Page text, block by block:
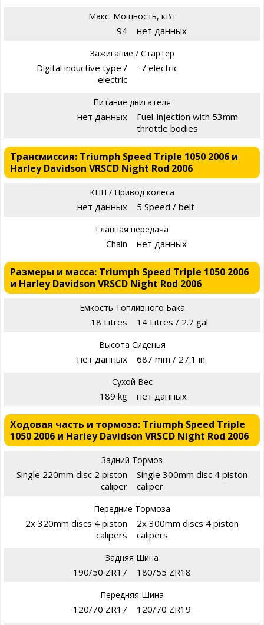
Макс. Мощность, кВт
94 нет данных
Зажигание / Стартер
Digital inductive type /
electric
- / electric
Питание двигателя
нет данных
Fuel-injection with 53mm
throttle bodies
Трансмиссия: Triumph Speed Triple 1050 2006 и
Harley Davidson VRSCD Night Rod 2006
КПП / Привод колеса
нет данных 5 Speed / belt
Главная передача
Chain нет данных
Размеры и масса: Triumph Speed Triple 1050 2006
и Harley Davidson VRSCD Night Rod 2006
Емкость Топливного Бака
18 Litres 14 Litres / 2.7 gal
Высота Сиденья
нет данных 687 mm / 27.1 in
Сухой Вес
189 kg нет данных
Ходовая часть и тормоза: Triumph Speed Triple
1050 2006 и Harley Davidson VRSCD Night Rod 2006
Задний Тормоз
Single 220mm disc 2 piston
caliper
Single 300mm disc 4 piston
caliper
Передние Тормоза
2x 320mm discs 4 piston
calipers
2x 300mm discs 4 piston
calipers
Задняя Шина
190/50 ZR17 180/55 ZR18
Передняя Шина
120/70 ZR17 120/70 ZR19